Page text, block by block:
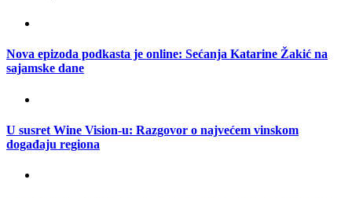
Nova epizoda podkasta je online: Sećanja Katarine Žakić na
sajamske dane
U susret Wine Vision-u: Razgovor o najvećem vinskom
događaju regiona